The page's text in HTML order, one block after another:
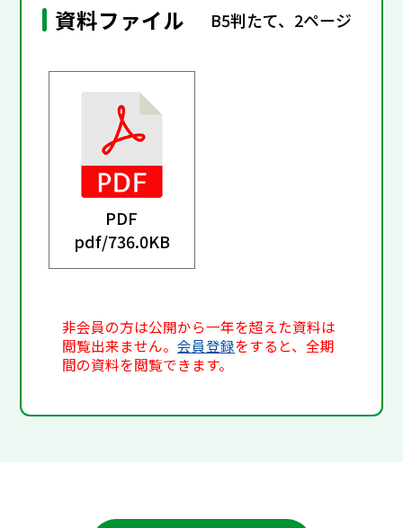
資料ファイル B5判たて、2ページ
PDF
pdf/736.0KB
非会員の方は公開から一年を超えた資料は
閲覧出来ません。会員登録をすると、全期
間の資料を閲覧できます。